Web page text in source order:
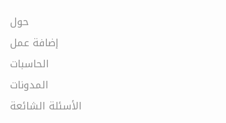
حول
إضافة عمل
الحاسبات
المدونات
الأسئلة الشائعة